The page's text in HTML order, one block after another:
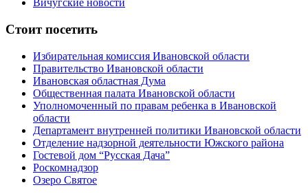
Вичугские новости
Стоит посетить
Избирательная комиссия Ивановской области
Правительство Ивановской области
Ивановская областная Дума
Общественная палата Ивановской области
Уполномоченный по правам ребенка в Ивановской
области
Департамент внутренней политики Ивановской области
Отделение надзорной деятельности Южского района
Гостевой дом “Русская Дача”
Роскомнадзор
Озеро Святое